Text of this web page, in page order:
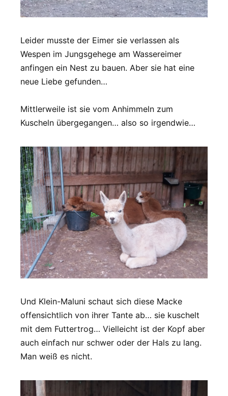
Leider musste der Eimer sie verlassen als
Wespen im Jungsgehege am Wassereimer
anfingen ein Nest zu bauen. Aber sie hat eine
neue Liebe gefunden…
Mittlerweile ist sie vom Anhimmeln zum
Kuscheln übergegangen… also so irgendwie…
Und Klein-Maluni schaut sich diese Macke
offensichtlich von ihrer Tante ab… sie kuschelt
mit dem Futtertrog… Vielleicht ist der Kopf aber
auch einfach nur schwer oder der Hals zu lang.
Man weiß es nicht.